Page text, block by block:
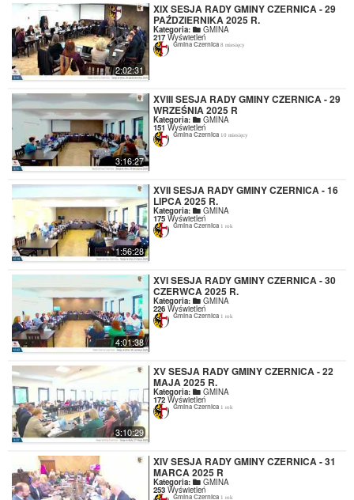
2:02:31
XIX SESJA RADY GMINY CZERNICA - 29
PAŹDZIERNIKA 2025 R.
Kategoria: GMINA
217Wyświetleń
Gmina Czernica8 miesięcy
3:16:27
XVIII SESJA RADY GMINY CZERNICA - 29
WRZEŚNIA 2025 R
Kategoria: GMINA
151 Wyświetleń
Gmina Czernica 10 miesięcy
1:56:28
XVII SESJA RADY GMINY CZERNICA - 16
LIPCA 2025 R.
Kategoria: GMINA
175 Wyświetleń
Gmina Czernica 1 rok
4:01:38
XVI SESJA RADY GMINY CZERNICA - 30
CZERWCA 2025 R.
Kategoria: GMINA
226 Wyświetleń
Gmina Czernica 1 rok
3:10:29
XV SESJA RADY GMINY CZERNICA - 22
MAJA 2025 R.
Kategoria: GMINA
172 Wyświetleń
Gmina Czernica 1 rok
XIV SESJA RADY GMINY CZERNICA - 31
MARCA 2025 R
Kategoria: GMINA
253 Wyświetleń
Gmina Czernica 1 rok